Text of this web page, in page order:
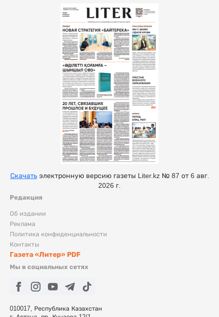
Редакция
Об издании
Реклама
Политика конфиденциальности
Контакты
Газета «Литер» PDF
Мы в социальных сетях
010017, Республика Казахстан
Скачатьэлектронную версию газеты Liter.kz № 87 от 6 авг.
2026 г.